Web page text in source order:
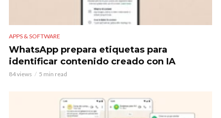
APPS & SOFTWARE
WhatsApp prepara etiquetas para
identificar contenido creado con IA
84 views 5 min read